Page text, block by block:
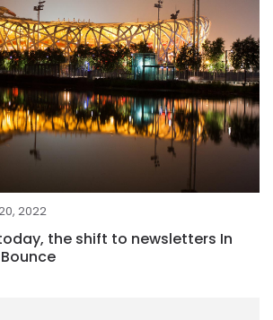
2022
the shift to newsletters In